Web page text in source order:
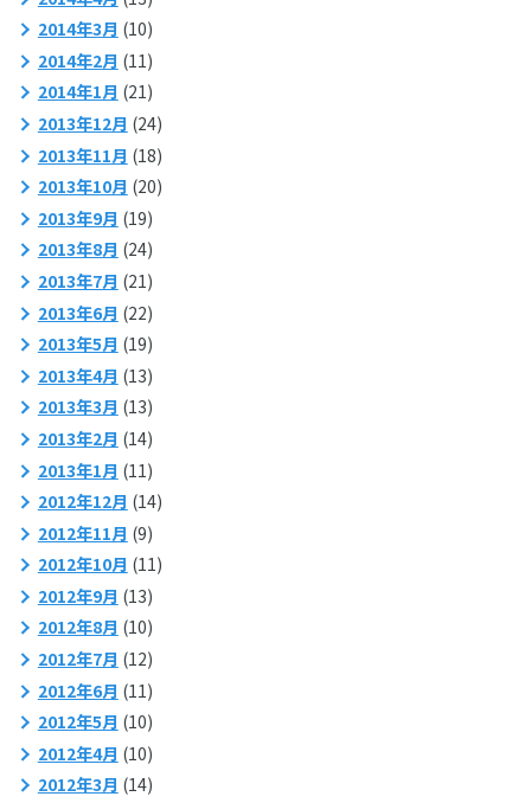
2014年3月 (10)
2014年2月 (11)
2014年1月 (21)
2013年12月 (24)
2013年11月 (18)
2013年10月 (20)
2013年9月 (19)
2013年8月 (24)
2013年7月 (21)
2013年6月 (22)
2013年5月 (19)
2013年4月 (13)
2013年3月 (13)
2013年2月 (14)
2013年1月 (11)
2012年12月 (14)
2012年11月 (9)
2012年10月 (11)
2012年9月 (13)
2012年8月 (10)
2012年7月 (12)
2012年6月 (11)
2012年5月 (10)
2012年4月 (10)
2012年3月 (14)